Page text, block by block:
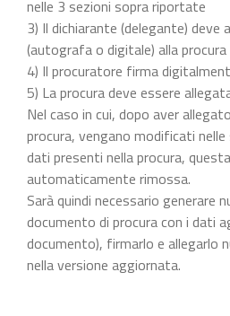
nelle 3 sezioni sopra riportate
3) Il dichiarante (delegante) deve
(autografa o digitale) alla procura
4) Il procuratore firma
5) La procura deve essere
Nel caso in cui, dopo aver
procura, vengano modificati
dati presenti nella procura,
automaticamente rimossa.
Sarà quindi necessario generare
documento di procura con i dati
documento), firmarlo e allegarlo
nella versione aggiornata.